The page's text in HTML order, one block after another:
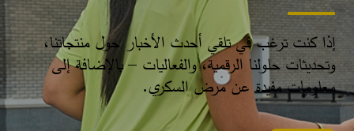
إذا كنت ترغب في تلقي أحدث الأخبار حول منتجاتنا،
وتحديثات حلولنا الرقمية، والفعاليات – بالإضافة إلى
معلومات مفيدة عن مرض السكري.​